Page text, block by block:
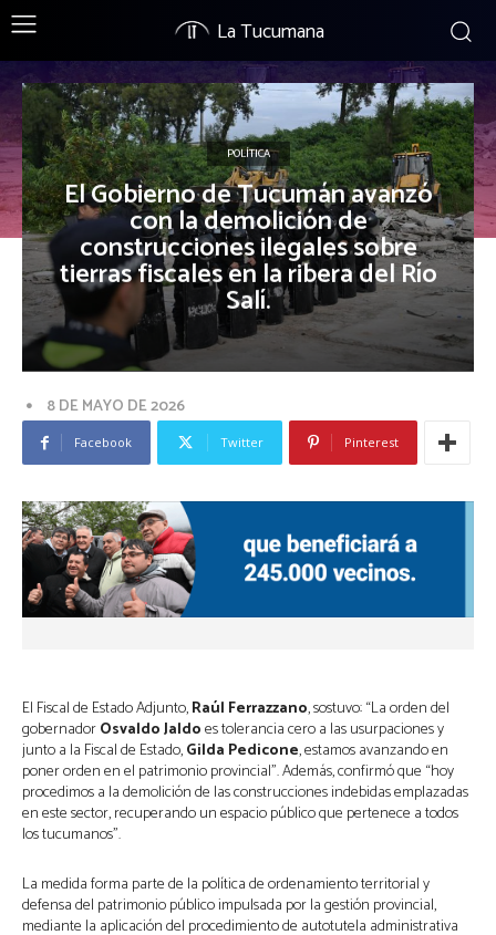
La Tucumana
POLÍTICA
El Gobierno de Tucumán avanzó
con la demolición de
construcciones ilegales sobre
tierras fiscales en la ribera del Río
Salí.
8 DE MAYO DE 2026
Facebook Twitter Pinterest
El Fiscal de Estado Adjunto,Raúl Ferrazzano, sostuvo: “La orden del
gobernadorOsvaldo Jaldoes tolerancia cero a las usurpaciones y
junto a la Fiscal de Estado,Gilda Pedicone, estamos avanzando en
poner orden en el patrimonio provincial”. Además, confirmó que “hoy
procedimos a la demolición de las construcciones indebidas emplazadas
en este sector, recuperando un espacio público que pertenece a todos
los tucumanos”.
La medida forma parte de la política de ordenamiento territorial y
defensa del patrimonio público impulsada por la gestión provincial,
mediante la aplicación del procedimiento de autotutela administrativa